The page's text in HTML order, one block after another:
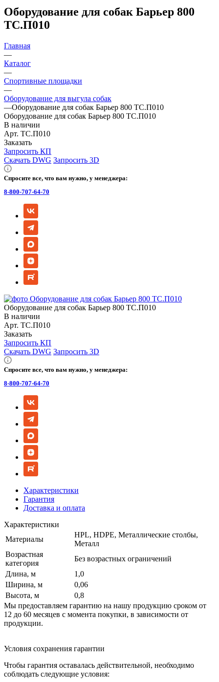
Оборудование для собак Барьер 800
ТС.П010
Главная
—
Каталог
—
Спортивные площадки
—
Оборудование для выгула собак
—Оборудование для собак Барьер 800 ТС.П010
Оборудование для собак Барьер 800 ТС.П010
В наличии
Арт. ТС.П010
Заказать
Запросить КП
Скачать DWG Запросить 3D
Спросите все, что вам нужно, у менеджера:
8-800-707-64-70
Оборудование для собак Барьер 800 ТС.П010
В наличии
Арт. ТС.П010
Заказать
Запросить КП
Скачать DWG Запросить 3D
Спросите все, что вам нужно, у менеджера:
8-800-707-64-70
Характеристики
Гарантия
Доставка и оплата
Характеристики
Материалы
HPL, HDPE, Металлические столбы,
Металл
Возрастная
категория
Без возрастных ограничений
Длина, м
1,0
Ширина, м
0,06
Высота, м
0,8
Мы предоставляем гарантию на нашу продукцию сроком от
12 до 60 месяцев с момента покупки, в зависимости от
продукции.
Условия сохранения гарантии
Чтобы гарантия оставалась действительной, необходимо
соблюдать следующие условия: